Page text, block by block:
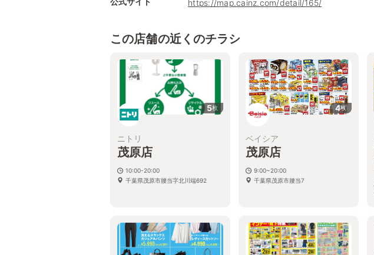
https://map.cainz.com/detail/165/
この店舗の近くのチラシ
5枚
ニトリ
茂原店
10:00-20:00
千葉県茂原市腰当字北川端692
4枚
ベイシア
茂原店
9:00~20:00
千葉県茂原市腰当7